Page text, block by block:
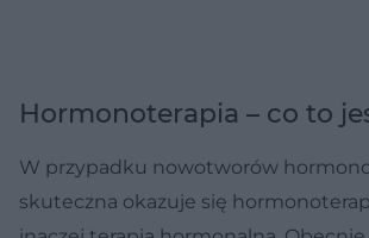
Hormonoterapia – co to
W przypadku nowotworów
skuteczna okazuje się